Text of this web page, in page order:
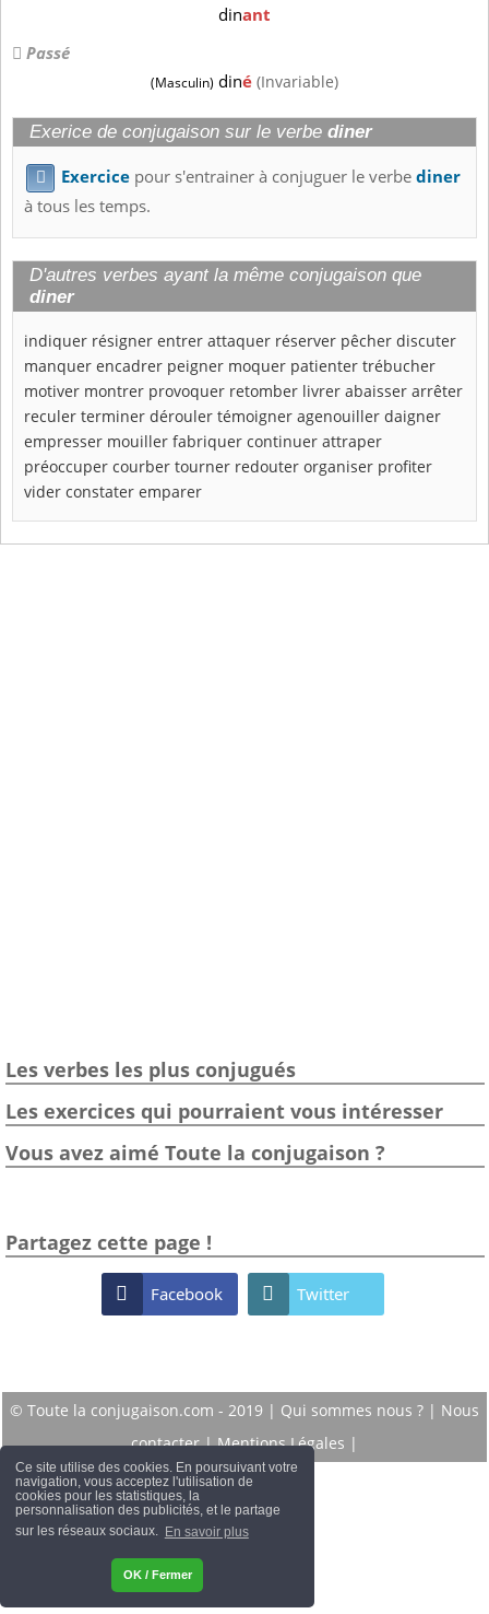
Ce site utilise des cookies. En poursuivant votre
navigation, vous acceptez l'utilisation de
cookies pour les statistiques, la
personnalisation des publicités, et le partage
sur les réseaux sociaux. En savoir plus
OK / Fermer
dinant
Passé
(Masculin) diné (Invariable)
Exerice de conjugaison sur le verbe diner
 Exercice pour s'entrainer à conjuguer le verbediner
à tous les temps.
D'autres verbes ayant la même conjugaison que
diner
indiquer résigner entrer attaquer réserver pêcher discuter
manquer encadrer peigner moquer patienter trébucher
motiver montrer provoquer retomber livrer abaisser arrêter
reculer terminer dérouler témoigner agenouiller daigner
empresser mouiller fabriquer continuer attraper
préoccuper courber tourner redouter organiser profiter
vider constater emparer
Les verbes les plus conjugués
Les exercices qui pourraient vous intéresser
Vous avez aimé Toute la conjugaison ?
Partagez cette page !
 Facebook  Twitter
© Toute la conjugaison.com - 2019 | Qui sommes nous ? | Nous
contacter|Mentions Légales |